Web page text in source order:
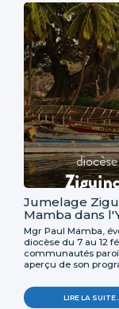
Jumelage
Mamba dans
Mgr Paul Mamba,
diocèse du 7 au 12
communautés
aperçu de son
LIRE LA